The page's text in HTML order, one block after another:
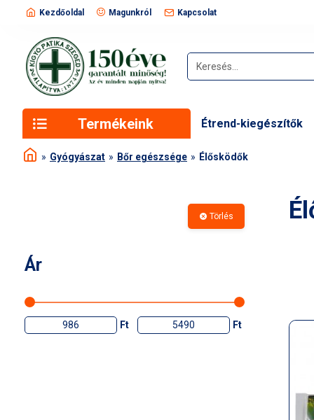
Kezdőoldal Magunkról Kapcsolat
Termékeink Étrend-kiegészítők
Gyógyászat Bőr egészsége Élősködők
Törlés
Ár
Ft Ft